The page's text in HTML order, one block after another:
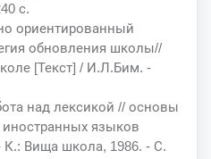
с.
ориентированный
обновления школы//
[Текст] / И.Л.Бим. -
над лексикой // основы
языков
К.: Вища школа, 1986. - С.